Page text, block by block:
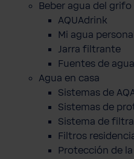
Beber agua del grifo
AQUAdrink
Mi agua
Jarra filtrante
Fuentes de agua
Agua en casa
Sistemas de
Sistemas de
Sistema de
Filtros
Protección de